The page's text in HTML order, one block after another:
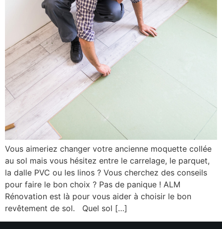
Vous aimeriez changer votre ancienne moquette collée
au sol mais vous hésitez entre le carrelage, le parquet,
la dalle PVC ou les linos ? Vous cherchez des conseils
pour faire le bon choix ? Pas de panique ! ALM
Rénovation est là pour vous aider à choisir le bon
revêtement de sol. Quel sol […]